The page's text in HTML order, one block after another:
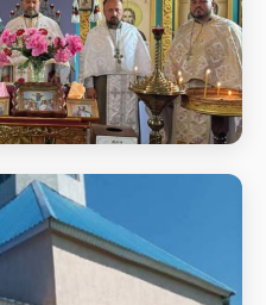
день
храмового свята